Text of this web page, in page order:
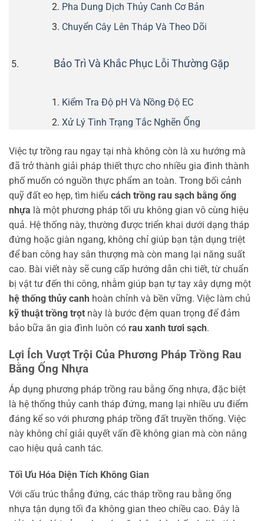
Pha Dung Dịch Thủy Canh Cơ Bản
Chuyển Cây Lên Tháp Và Theo Dõi
Bảo Trì Và Khắc Phục Lỗi Thường Gặp
Kiểm Tra Độ pH Và Nồng Độ EC
Xử Lý Tình Trạng Tắc Nghẽn Ống
Việc tự trồng rau ngay tại nhà không còn là xu hướng mà
đã trở thành giải pháp thiết thực cho nhiều gia đình thành
phố muốn có nguồn thực phẩm an toàn. Trong bối cảnh
quỹ đất eo hẹp, tìm hiểu cách trồng rau sạch bằng ống
nhựa là một phương pháp tối ưu không gian vô cùng hiệu
quả. Hệ thống này, thường được triển khai dưới dạng tháp
đứng hoặc giàn ngang, không chỉ giúp bạn tận dụng triệt
để ban công hay sân thượng mà còn mang lại năng suất
cao. Bài viết này sẽ cung cấp hướng dẫn chi tiết, từ chuẩn
bị vật tư đến thi công, nhằm giúp bạn tự tay xây dựng một
hệ thống thủy canh hoàn chỉnh và bền vững. Việc làm chủ
kỹ thuật trồng trọt này là bước đệm quan trọng để đảm
bảo bữa ăn gia đình luôn có rau xanh tươi sạch.
Lợi Ích Vượt Trội Của Phương Pháp Trồng Rau
Bằng Ống Nhựa
Áp dụng phương pháp trồng rau bằng ống nhựa, đặc biệt
là hệ thống thủy canh tháp đứng, mang lại nhiều ưu điểm
đáng kể so với phương pháp trồng đất truyền thống. Việc
này không chỉ giải quyết vấn đề không gian mà còn nâng
cao hiệu quả canh tác.
Tối Ưu Hóa Diện Tích Không Gian
Với cấu trúc thẳng đứng, các tháp trồng rau bằng ống
nhựa tận dụng tối đa không gian theo chiều cao. Đây là